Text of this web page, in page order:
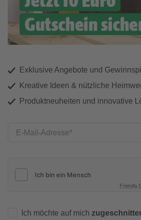
Exklusive Angebote und
Kreative Ideen & nützliche
Produktneuheiten und innovative
E-Mail-Adresse
Friendly
Ich möchte auf mich